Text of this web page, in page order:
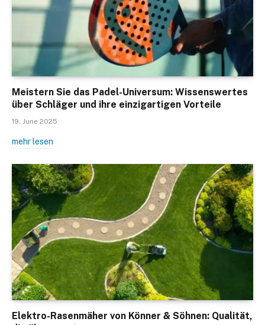
Meistern Sie das Padel-Universum: Wissenswertes
über Schläger und ihre einzigartigen Vorteile
19. June 2025
mehr lesen
Elektro-Rasenmäher von Könner & Söhnen: Qualität,